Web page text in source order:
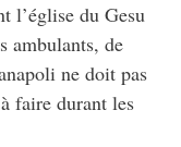
l’église du Gesu
ambulants, de
ne doit pas
faire durant les